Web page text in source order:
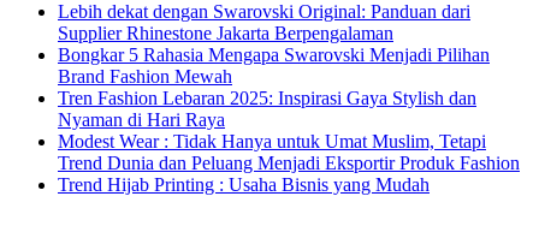
Lebih dekat dengan Swarovski Original: Panduan dari
Supplier Rhinestone Jakarta Berpengalaman
Bongkar 5 Rahasia Mengapa Swarovski Menjadi Pilihan
Brand Fashion Mewah
Tren Fashion Lebaran 2025: Inspirasi Gaya Stylish dan
Nyaman di Hari Raya
Modest Wear : Tidak Hanya untuk Umat Muslim, Tetapi
Trend Dunia dan Peluang Menjadi Eksportir Produk Fashion
Trend Hijab Printing : Usaha Bisnis yang Mudah